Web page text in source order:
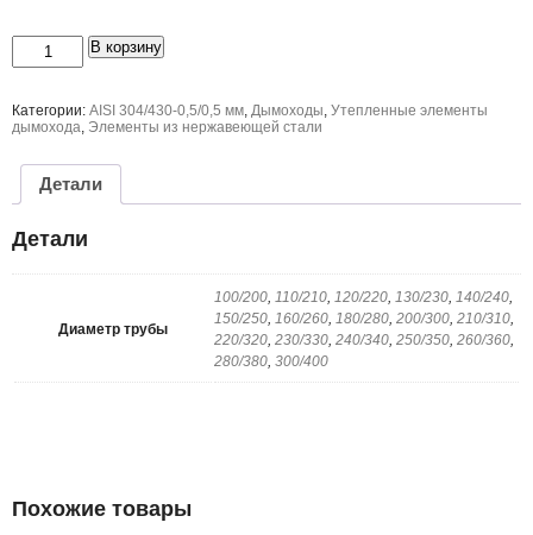
Количество
товара
В корзину
Категории: AISI 304/430-0,5/0,5 мм Дымоходы Утепленные элементы
дымохода Элементы из нержавеющей стали
Детали
Детали
Диаметр трубы
100/200, 110/210, 120/220, 130/230, 140/240,
150/250, 160/260, 180/280, 200/300, 210/310,
220/320, 230/330, 240/340, 250/350, 260/360,
280/380, 300/400
Похожие товары